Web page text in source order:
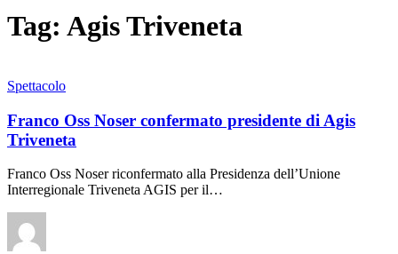
Tag: Agis Triveneta
Spettacolo
Franco Oss Noser confermato presidente di Agis
Triveneta
Franco Oss Noser riconfermato alla Presidenza dell’Unione
Interregionale Triveneta AGIS per il…